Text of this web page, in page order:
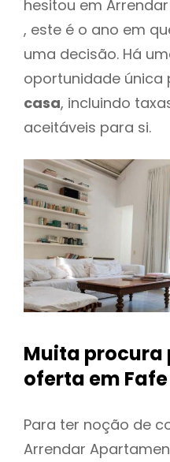
hesitou em
, este é o ano em
uma decisão. Há
oportunidade única
casa, incluindo
aceitáveis para si.
Muita procura
oferta em Fafe
Para ter noção de
Arrendar